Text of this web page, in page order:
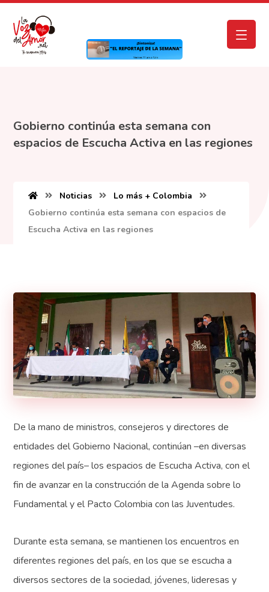
Gobierno continúa esta semana con
espacios de Escucha Activa en las regiones
Noticias
Lo más + Colombia
Gobierno continúa esta semana con espacios de
Escucha Activa en las regiones
De la mano de ministros, consejeros y directores de
entidades del Gobierno Nacional, continúan –en diversas
regiones del país– los espacios de Escucha Activa, con el
fin de avanzar en la construcción de la Agenda sobre lo
Fundamental y el Pacto Colombia con las Juventudes.
Durante esta semana, se mantienen los encuentros en
diferentes regiones del país, en los que se escucha a
diversos sectores de la sociedad, jóvenes, lideresas y